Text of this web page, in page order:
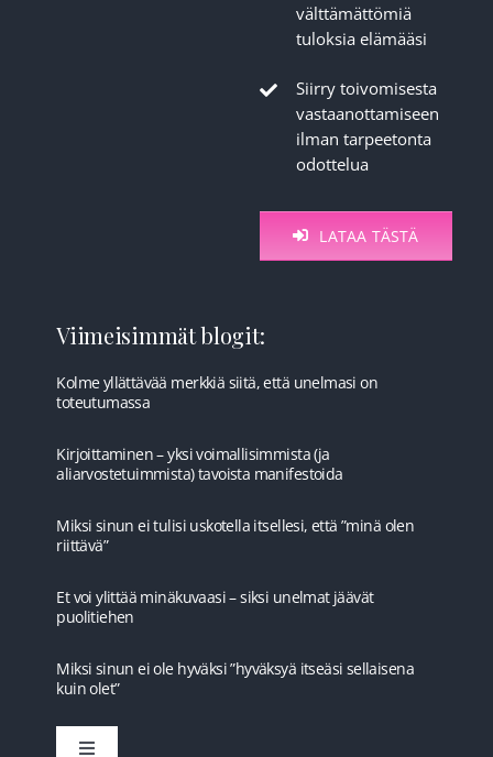
välttämättömiä
tuloksia elämääsi
Siirry toivomisesta
vastaanottamiseen
ilman tarpeetonta
odottelua
LATAA TÄSTÄ
Viimeisimmät blogit:
Kolme yllättävää merkkiä siitä, että unelmasi on
toteutumassa
Kirjoittaminen – yksi voimallisimmista (ja
aliarvostetuimmista) tavoista manifestoida
Miksi sinun ei tulisi uskotella itsellesi, että ”minä olen
riittävä”
Et voi ylittää minäkuvaasi – siksi unelmat jäävät
puolitiehen
Miksi sinun ei ole hyväksi ”hyväksyä itseäsi sellaisena
kuin olet”